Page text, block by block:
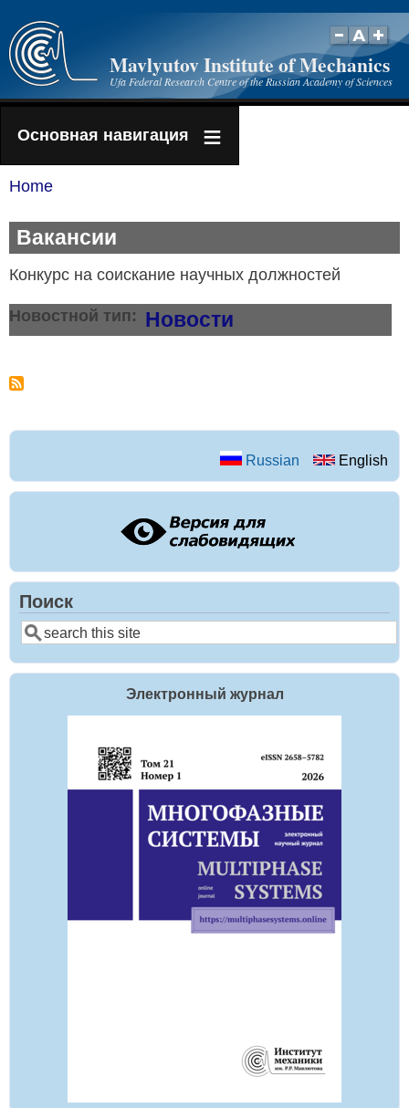
Skip
to
main
content
Mavlyutov Institute of Mechanics
Ufa Federal Research Centre of the Russian Academy of Sciences
Основная навигация
Home
Вакансии
Конкурс на соискание научных должностей
Новостной тип Новости
Russian English
Поиск
Search
Электронный журнал